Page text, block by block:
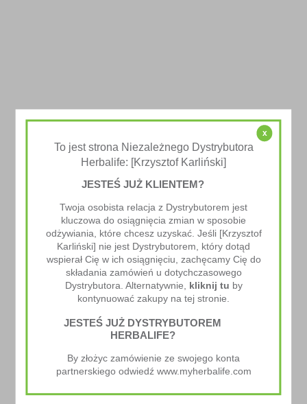
Herbalife24 CR7 Drive
x
To jest strona Niezależnego Dystrybutora
Herbalife: [Krzysztof Karliński]
JESTEŚ JUŻ KLIENTEM?
Twoja osobista relacja z Dystrybutorem jest
kluczowa do osiągnięcia zmian w sposobie
odżywiania, które chcesz uzyskać. Jeśli [Krzysztof
Karliński] nie jest Dystrybutorem, który dotąd
wspierał Cię w ich osiągnięciu, zachęcamy Cię do
składania zamówień u dotychczasowego
Dystrybutora. Alternatywnie, kliknij tu by
kontynuować zakupy na tej stronie.
JESTEŚ JUŻ DYSTRYBUTOREM
HERBALIFE?
By złożyc zamówienie ze swojego konta
partnerskiego odwiedź www.myherbalife.com